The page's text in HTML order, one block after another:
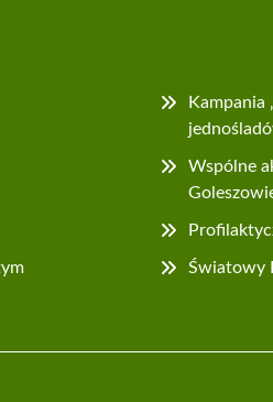
Wspólne
Światowy